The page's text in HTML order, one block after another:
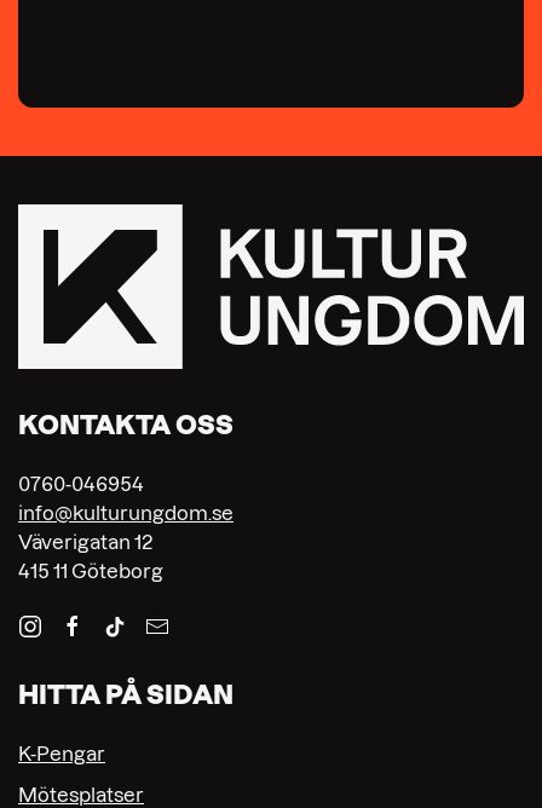
KONTAKTA OSS
0760-046954
info@kulturungdom.se
Väverigatan 12
415 11 Göteborg
HITTA PÅ SIDAN
K-Pengar
Mötesplatser